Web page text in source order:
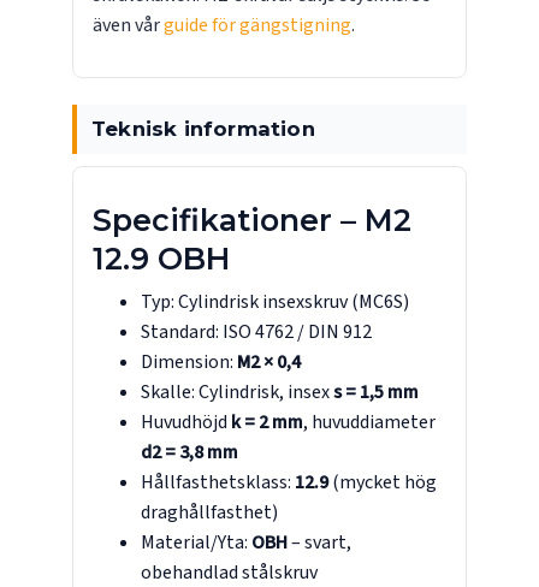
även vårguide för gängstigning.
Teknisk information
Specifikationer – M2
12.9 OBH
Typ: Cylindrisk insexskruv (MC6S)
Standard: ISO 4762 / DIN 912
Dimension: M2 × 0,4
Skalle: Cylindrisk, insexs = 1,5 mm
Huvudhöjd k = 2 mm, huvuddiameter
d2 = 3,8 mm
Hållfasthetsklass: 12.9(mycket hög
draghållfasthet)
Material/Yta: OBH– svart,
obehandlad stålskruv